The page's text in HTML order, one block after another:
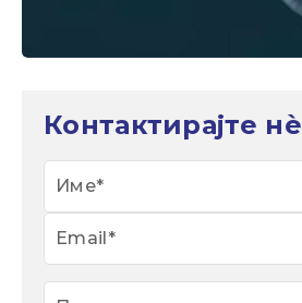
Контактирајте нѐ